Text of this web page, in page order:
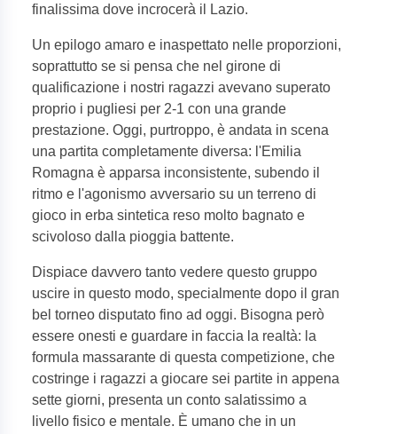
finalissima dove incrocerà il Lazio.
Un epilogo amaro e inaspettato nelle proporzioni,
soprattutto se si pensa che nel girone di
qualificazione i nostri ragazzi avevano superato
proprio i pugliesi per 2-1 con una grande
prestazione. Oggi, purtroppo, è andata in scena
una partita completamente diversa: l'Emilia
Romagna è apparsa inconsistente, subendo il
ritmo e l'agonismo avversario su un terreno di
gioco in erba sintetica reso molto bagnato e
scivoloso dalla pioggia battente.
Dispiace davvero tanto vedere questo gruppo
uscire in questo modo, specialmente dopo il gran
bel torneo disputato fino ad oggi. Bisogna però
essere onesti e guardare in faccia la realtà: la
formula massarante di questa competizione, che
costringe i ragazzi a giocare sei partite in appena
sette giorni, presenta un conto salatissimo a
livello fisico e mentale. È umano che in un